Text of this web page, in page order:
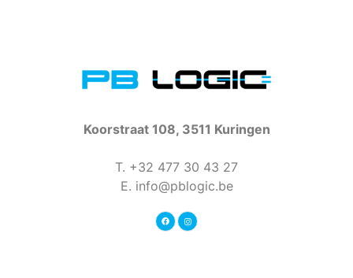
Koorstraat 108, 3511 Kuringen
T. +32 477 30 43 27
E. info@pblogic.be